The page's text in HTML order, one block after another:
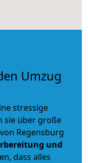
Umzug
stressige
sie über große
Regensburg
und
dass alles